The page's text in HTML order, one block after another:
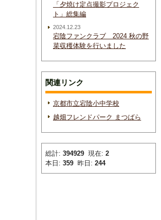
「夕焼け定点撮影プロジェク
ト」総集編
2024.12.23
宕陰ファンクラブ 2024 秋の野
菜収穫体験を行いました
関連リンク
京都市立宕陰小中学校
越畑フレンドパーク まつばら
総計: 394929 現在: 2
本日: 359 昨日: 244